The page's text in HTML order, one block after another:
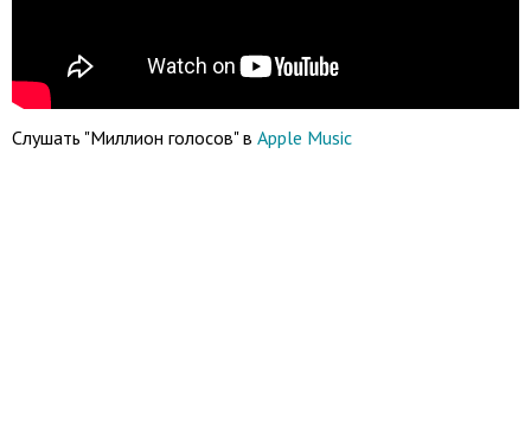
Слушать "Миллион голосов" в Apple Music